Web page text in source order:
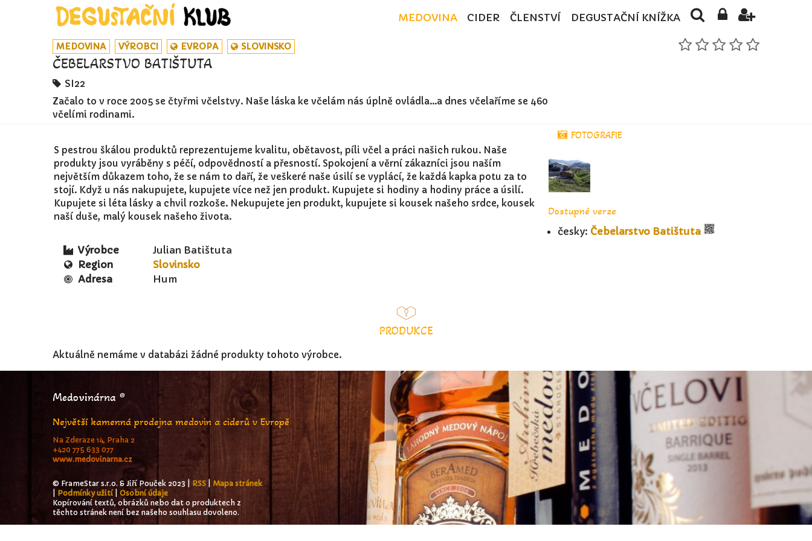
MEDOVINA CIDER ČLENSTVÍ DEGUSTAČNÍ KNÍŽKA
MEDOVINA VÝROBCI EVROPA SLOVINSKO
ČEBELARSTVO BATIŠTUTA
SI22
Začalo to v roce 2005 se čtyřmi včelstvy. Naše láska ke včelám nás úplně ovládla...a dnes včelaříme se 460
včelími rodinami.
S pestrou škálou produktů reprezentujeme kvalitu, obětavost, píli včel a práci našich rukou. Naše
produkty jsou vyráběny s péčí, odpovědností a přesností. Spokojení a věrní zákazníci jsou naším
největším důkazem toho, že se nám to daří, že veškeré naše úsilí se vyplácí, že každá kapka potu za to
stojí. Když u nás nakupujete, kupujete více než jen produkt. Kupujete si hodiny a hodiny práce a úsilí.
Kupujete si léta lásky a chvil rozkoše. Nekupujete jen produkt, kupujete si kousek našeho srdce, kousek
naší duše, malý kousek našeho života.
Výrobce
Julian Batištuta
Region
Slovinsko
Adresa
Hum
FOTOGRAFIE
Dostupné verze
česky: Čebelarstvo Batištuta
PRODUKCE
Aktuálně nemáme v databázi žádné produkty tohoto výrobce.
Medovinárna ®
Největší kamenná prodejna medovin a ciderů v Evropě
Na Zderaze 14, Praha 2
+420 775 633 077
www.medovinarna.cz
© FrameStar s.r.o. & Jiří Pouček 2023 | RSS
Mapa stránek
Podmínky užití| Osobní údaje
Kopírování textů, obrázků nebo dat o produktech z
těchto stránek není bez našeho souhlasu dovoleno.